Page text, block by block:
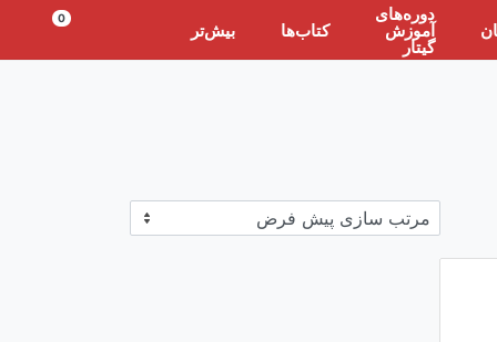
دوره‌های
آموزش
گیتار
کتاب‌ها بیش‌تر
0